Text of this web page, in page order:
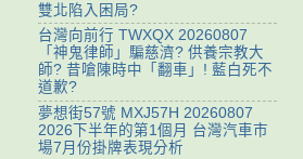
雙北陷入困局?
台灣向前行 TWXQX 20260807
「神鬼律師」騙慈濟? 供養宗教大
師? 昔嗆陳時中「翻車」! 藍白死不
道歉?
夢想街57號 MXJ57H 20260807
2026下半年的第1個月 台灣汽車市
場7月份掛牌表現分析